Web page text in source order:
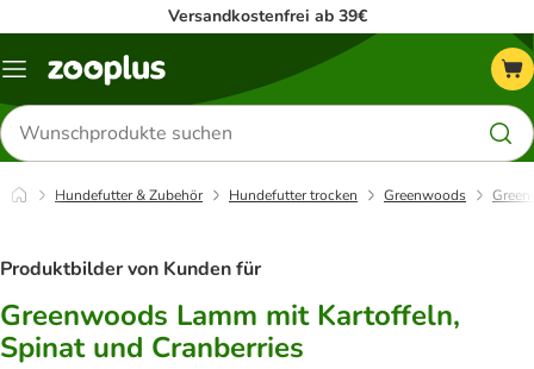
Versandkostenfrei ab 39€
Menü
Produkte
suchen
Hundefutter & Zubehör Hundefutter trocken Greenwoods
Produktbilder von Kunden für
Greenwoods Lamm mit Kartoffeln,
Spinat und Cranberries